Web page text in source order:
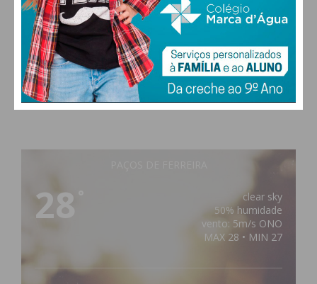
28
clear sky
50% humidade
vento: 5m/s ONO
MAX 28 • MIN 27